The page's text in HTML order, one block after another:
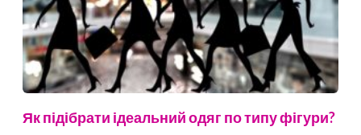
Як підібрати ідеальний одяг по типу фігури?